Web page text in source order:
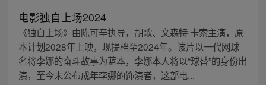
电影独自上场2024
《独自上场》由陈可辛执导，胡歌、文森特·卡索主演，原
本计划2028年上映，现提档至2024年。该片以一代网球
名将李娜的奋斗故事为蓝本，李娜本人将以“球替”的身份出
演，至今未公布成年李娜的饰演者，这部电...